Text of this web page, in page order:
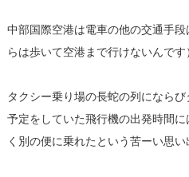
中部国際空港は電車の他の交通手
らは歩いて空港まで行けないんです
タクシー乗り場の長蛇の列になら
予定をしていた飛行機の出発時間
く別の便に乗れたという苦ーい思い